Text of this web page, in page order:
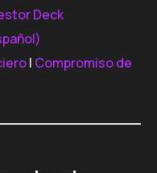
Deck
| Compromiso de